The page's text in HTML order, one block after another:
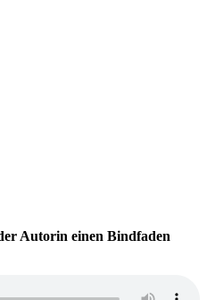
Autorin einen Bindfaden